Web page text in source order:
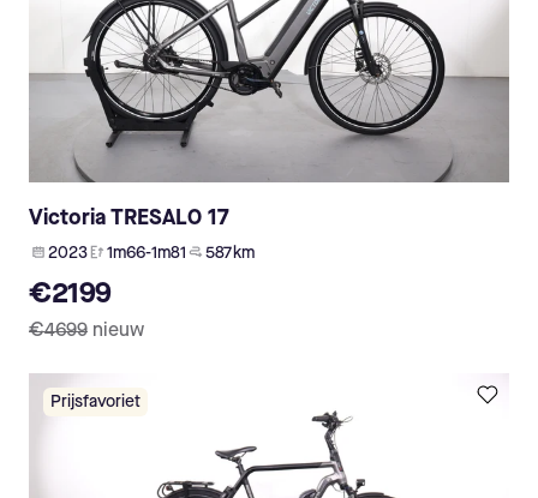
Victoria TRESALO 17
2023 1m66-1m81 587 km
€2199
€4699 nieuw
Prijsfavoriet